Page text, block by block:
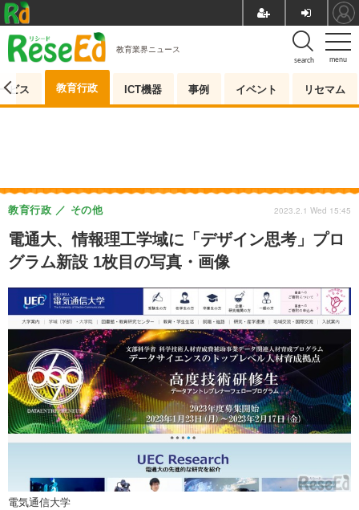
menu
search
教育業界ニュース
ビス 教育行政 ICT機器 事例 イベント リセマム
電通大、情報理工学域に「デザイン思考」プロ
グラム新設 1枚目の写真・画像
教育行政 その他 2023.2.1 Wed 15:45
電気通信大学